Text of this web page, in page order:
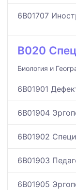
6B01707
B020
Биология и
6B01901
6B01904
6B01902
6B01903
6B01905